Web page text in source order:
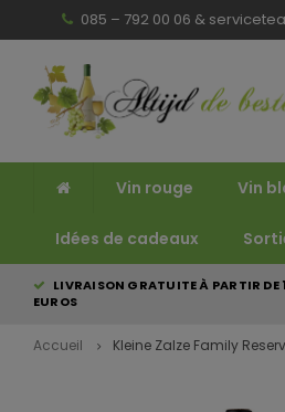
085 – 792 00 06 &
Vin rouge Vin
Idées de cadeaux
LIVRAISON GRATUITE À PARTIR DE
EUROS
Accueil Kleine Zalze Family